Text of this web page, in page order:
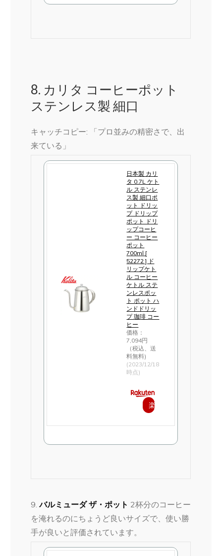
8. カリタ コーヒーポット
ステンレス製 細口
キャッチコピー: 「プロ並みの精密さで、出
来ている」
日本製 カリ
タ 0.7L ケト
ル ステンレ
ス製 細口ポ
ット ドリッ
プ ドリップ
ポット ドリ
ップコーヒ
ー コーヒー
ポット
700ml [
52272 ] ド
リップケト
ル コーヒー
ケトル ステ
ンレスポッ
ト ポット ハ
ンドドリッ
プ 珈琲 コー
ヒー
価格：
7,094円
（税込、送
料無料)
(2023/12/18
時点)
楽
9.バルミューダ ザ・ポット 2杯分のコーヒー
を淹れるのにちょうど良いサイズで、使い勝
手が良いと評価されています​​。